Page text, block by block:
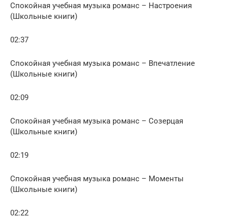
Спокойная учебная музыка романс – Настроения
(Школьные книги)
02:37
Спокойная учебная музыка романс – Впечатление
(Школьные книги)
02:09
Спокойная учебная музыка романс – Созерцая
(Школьные книги)
02:19
Спокойная учебная музыка романс – Моменты
(Школьные книги)
02:22